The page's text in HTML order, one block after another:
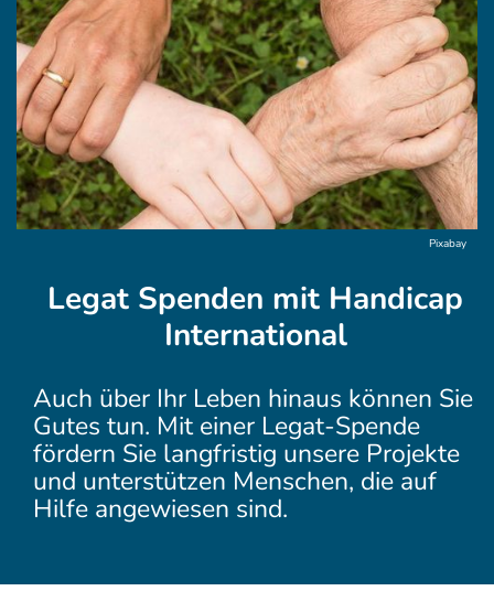
Pixabay
Legat Spenden mit Handicap
International
Auch über Ihr Leben hinaus können Sie
Gutes tun. Mit einer Legat-Spende
fördern Sie langfristig unsere Projekte
und unterstützen Menschen, die auf
Hilfe angewiesen sind.